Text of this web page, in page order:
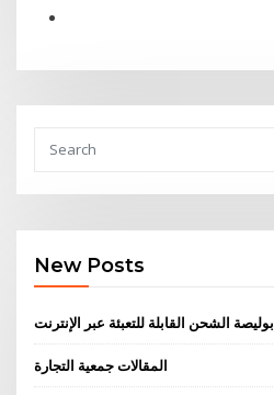
New Posts
بوليصة الشحن القابلة للتعبئة عبر الإنترنت
المقالات جمعية التجارة